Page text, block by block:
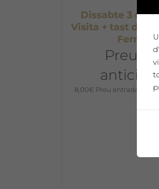
Dissabte 3
Visita + tast de
Ferran
Preu
8,00€ Preu entrada